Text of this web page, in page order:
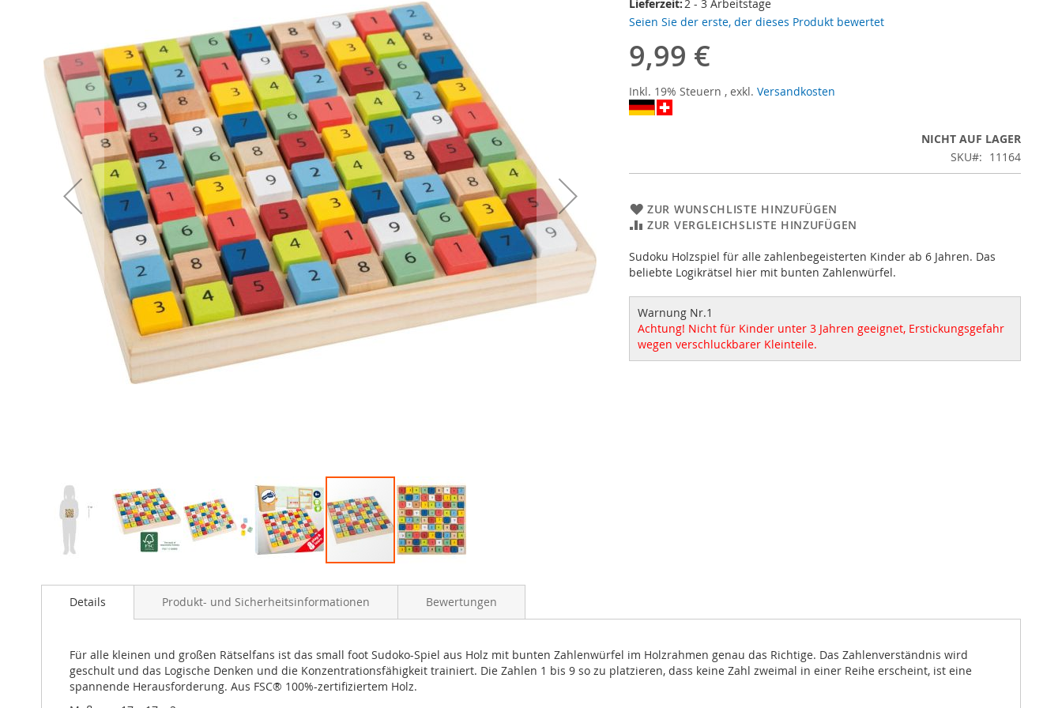
Anfang
Lieferzeit:2 - 3 Arbeitstage
Seien Sie der erste, der dieses Produkt bewertet
9,99 €
Inkl. 19% Steuern , exkl. Versandkosten
NICHT AUF LAGER
SKU
11164
ZUR WUNSCHLISTE HINZUFÜGEN
ZUR VERGLEICHSLISTE HINZUFÜGEN
Sudoku Holzspiel für alle zahlenbegeisterten Kinder ab 6 Jahren. Das
beliebte Logikrätsel hier mit bunten Zahlenwürfel.
Warnung Nr.1
Achtung! Nicht für Kinder unter 3 Jahren geeignet, Erstickungsgefahr
wegen verschluckbarer Kleinteile.
Details
Für alle kleinen und großen Rätselfans ist das small foot Sudoko-Spiel aus Holz mit bunten Zahlenwürfel im Holzrahmen genau das Richtige. Das Zahlenverständnis wird
geschult und das Logische Denken und die Konzentrationsfähigkeit trainiert. Die Zahlen 1 bis 9 so zu platzieren, dass keine Zahl zweimal in einer Reihe erscheint, ist eine
spannende Herausforderung. Aus FSC® 100%-zertifiziertem Holz.
Produkt- und Sicherheitsinformationen Bewertungen